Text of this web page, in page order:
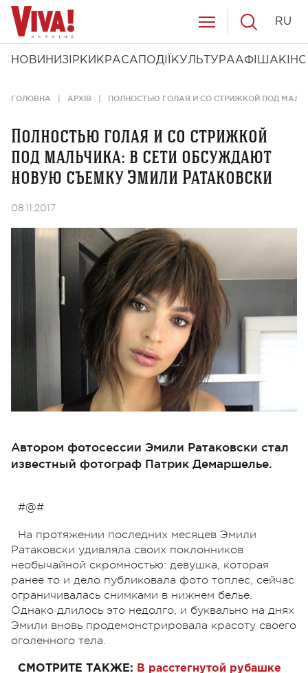
НОВИНИ ЗІРКИ КРАСА ПОДІЇ КУЛЬТУРААФІША КІНО
RU
ГОЛОВНА АРХІВ ПОЛНОСТЬЮ ГОЛАЯ И СО СТРИЖКОЙ ПОД
Полностью голая и со стрижкой
под мальчика: в сети обсуждают
новую съемку Эмили Ратаковски
08.11.2017
Автором фотосессии Эмили Ратаковски стал
известный фотограф Патрик Демаршелье.
#@#
На протяжении последних месяцев Эмили
Ратаковски удивляла своих поклонников
необычайной скромностью: девушка, которая
ранее то и дело публиковала фото топлес, сейчас
ограничивалась снимками в нижнем белье.
Однако длилось это недолго, и буквально на днях
Эмили вновь продемонстрировала красоту своего
оголенного тела.
СМОТРИТЕ ТАКЖЕ: В расстегнутой рубашке